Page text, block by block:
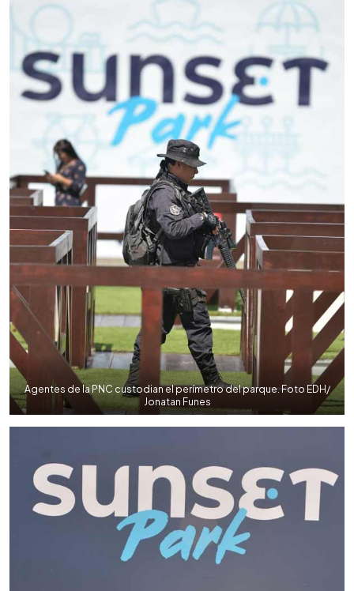
Agentes de la PNC custodian el perímetro del parque. Foto EDH/
Jonatan Funes